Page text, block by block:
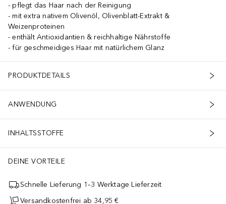
pflegt das Haar nach der Reinigung
mit extra nativem Olivenöl, Olivenblatt-Extrakt &
Weizenproteinen
enthält Antioxidantien & reichhaltige Nährstoffe
für geschmeidiges Haar mit natürlichem Glanz
PRODUKTDETAILS
ANWENDUNG
INHALTSSTOFFE
DEINE VORTEILE
Schnelle Lieferung 1–3 Werktage Lieferzeit
Versandkostenfrei ab 34,95 €